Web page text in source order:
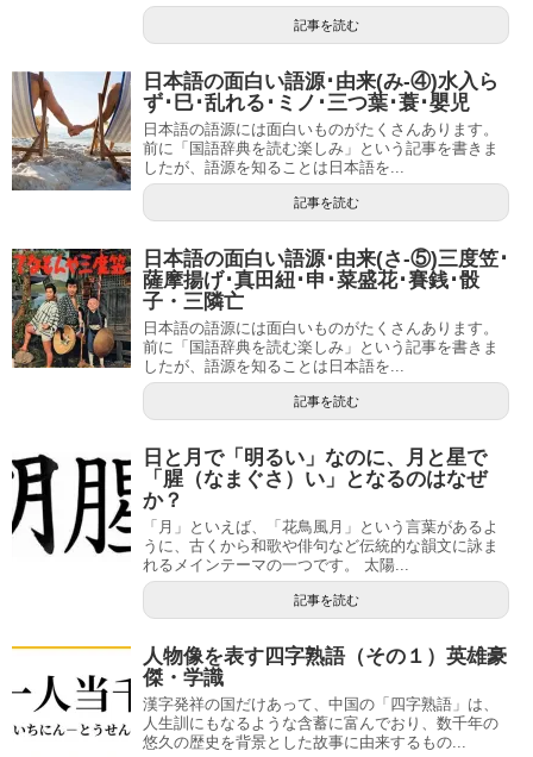
記事を読む
日本語の面白い語源･由来(み-④)水入ら
ず･巳･乱れる･ミノ･三つ葉･蓑･嬰児
日本語の語源には面白いものがたくさんあります。
前に「国語辞典を読む楽しみ」という記事を書きま
したが、語源を知ることは日本語を...
記事を読む
日本語の面白い語源･由来(さ-⑤)三度笠･
薩摩揚げ･真田紐･申･菜盛花･賽銭･骰
子・三隣亡
日本語の語源には面白いものがたくさんあります。
前に「国語辞典を読む楽しみ」という記事を書きま
したが、語源を知ることは日本語を...
記事を読む
日と月で「明るい」なのに、月と星で
「腥（なまぐさ）い」となるのはなぜ
か？
「月」といえば、「花鳥風月」という言葉があるよ
うに、古くから和歌や俳句など伝統的な韻文に詠ま
れるメインテーマの一つです。 太陽...
記事を読む
人物像を表す四字熟語（その１）英雄豪
傑・学識
漢字発祥の国だけあって、中国の「四字熟語」は、
人生訓にもなるような含蓄に富んでおり、数千年の
悠久の歴史を背景とした故事に由来するもの...